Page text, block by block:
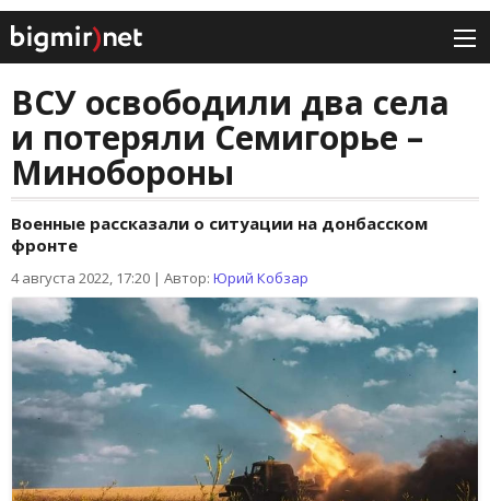
ВСУ освободили два села
и потеряли Семигорье –
Минобороны
Военные рассказали о ситуации на донбасском
фронте
4 августа 2022, 17:20 | Автор: Юрий Кобзар